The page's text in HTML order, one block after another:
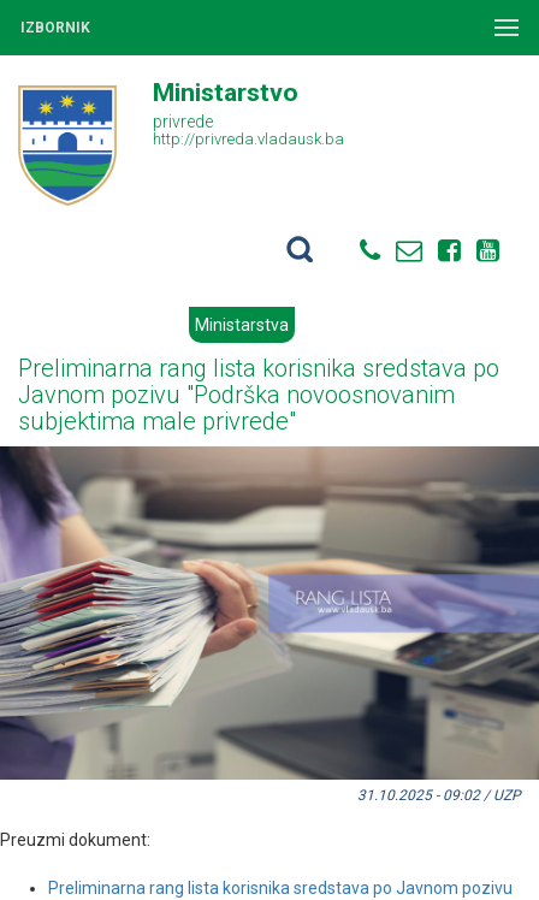
IZBORNIK
Ministarstvo
privrede
http://privreda.vladausk.ba
Ministarstva
Preliminarna rang lista korisnika sredstava po
Javnom pozivu "Podrška novoosnovanim
subjektima male privrede"
31.10.2025 - 09:02 / UZP
Preuzmi dokument:
Preliminarna rang lista korisnika sredstava po Javnom pozivu